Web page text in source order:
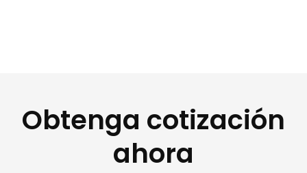
Obtenga cotización
ahora